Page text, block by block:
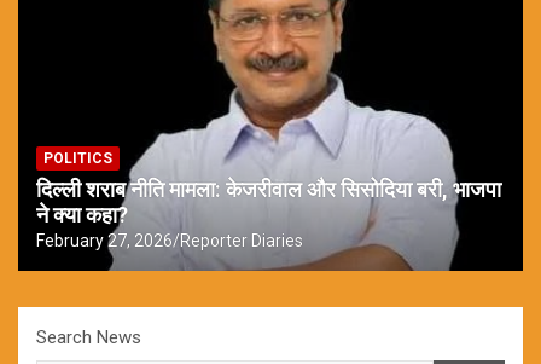
POLITICS
दिल्ली शराब नीति मामला: केजरीवाल और सिसोदिया बरी, भाजपा
ने क्या कहा?
February 27, 2026 Reporter Diaries
Search News